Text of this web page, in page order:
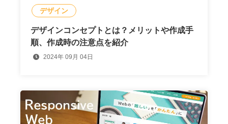
デザイン
デザインコンセプトとは？メリットや作成手
順、作成時の注意点を紹介
2024年 09月 04日